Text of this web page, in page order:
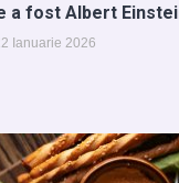
a fost Albert
Ianuarie 2026